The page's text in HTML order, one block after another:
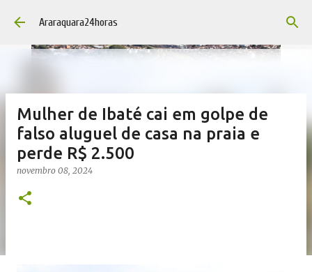
Pular para o conteúdo principal
Araraquara24horas
Mulher de Ibaté cai em golpe de
falso aluguel de casa na praia e
perde R$ 2.500
novembro 08, 2024